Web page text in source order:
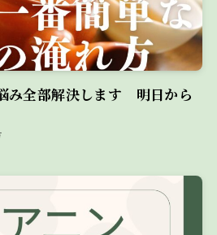
み全部解決します 明日から